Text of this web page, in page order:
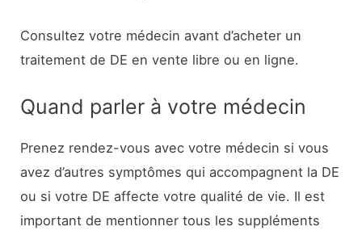
Consultez votre médecin avant d’acheter un
traitement de DE en vente libre ou en ligne.
Quand parler à votre médecin
Prenez rendez-vous avec votre médecin si vous
avez d’autres symptômes qui accompagnent la DE
ou si votre DE affecte votre qualité de vie. Il est
important de mentionner tous les suppléments